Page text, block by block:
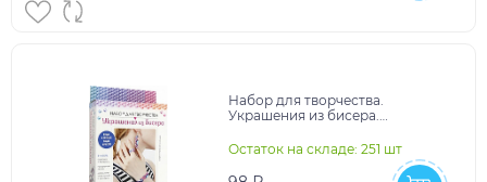
Набор для творчества.
Украшения из бисера.
Остаток на складе: 251 шт